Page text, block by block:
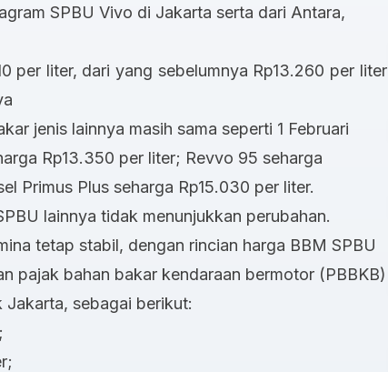
SPBU Vivo di Jakarta serta dari Antara,
per liter, dari yang sebelumnya Rp13.260 per liter
jenis lainnya masih sama seperti 1 Februari
Rp13.350 per liter; Revvo 95 seharga
Primus Plus seharga Rp15.030 per liter.
lainnya tidak menunjukkan perubahan.
tetap stabil, dengan rincian harga BBM SPBU
pajak bahan bakar kendaraan bermotor (PBBKB)
Jakarta, sebagai berikut: